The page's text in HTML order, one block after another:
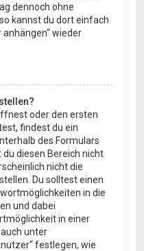
dennoch ohne
kannst du dort einfach
wieder
oder den ersten
findest du ein
des Formulars
diesen Bereich nicht
nicht die
Du solltest einen
in die
und dabei
in einer
unter
festlegen, wie